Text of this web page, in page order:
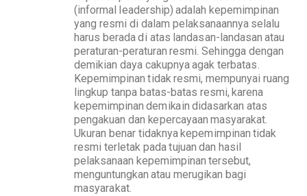
(informal leadership) adalah kepemimpinan
yang resmi di dalam pelaksanaannya selalu
harus beradadi atas landasan-landasan atau
peraturan-peraturan resmi. Sehingga dengan
demikian daya cakupnyaagakterbatas.
Kepemimpinan tidakresmi, mempunyai ruang
lingkup tanpa batas-batas resmi, karena
kepemimpinan demikain didasarkan atas
pengakuan dan kepercayaan masyarakat.
Ukuran benar tidaknyakepemimpinan tidak
resmi terletak padatujuan dan hasil
pelaksanaan kepemimpinan tersebut,
menguntungkan atau merugikan bagi
masyarakat.